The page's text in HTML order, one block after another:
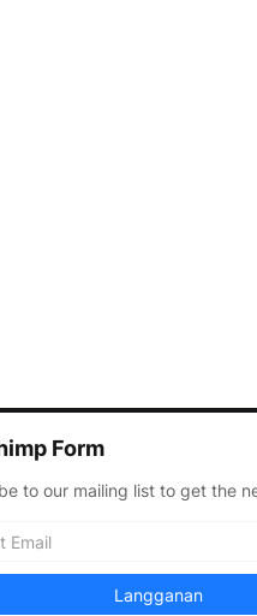
Form
to our mailing list to get the